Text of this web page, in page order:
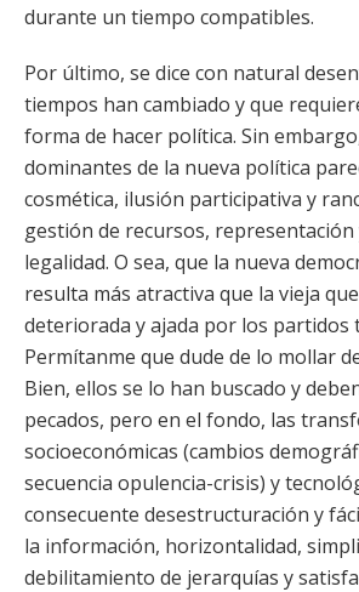
durante un tiempo compatibles.
Por último, se dice con natural
tiempos han cambiado y que
forma de hacer política. Sin
dominantes de la nueva política
cosmética, ilusión participativa y
gestión de recursos, representación
legalidad. O sea, que la nueva
resulta más atractiva que la vieja
deteriorada y ajada por los partidos
Permítanme que dude de lo mollar
Bien, ellos se lo han buscado y
pecados, pero en el fondo, las
socioeconómicas (cambios
secuencia opulencia-crisis) y
consecuente desestructuración y
la información, horizontalidad,
debilitamiento de jerarquías y